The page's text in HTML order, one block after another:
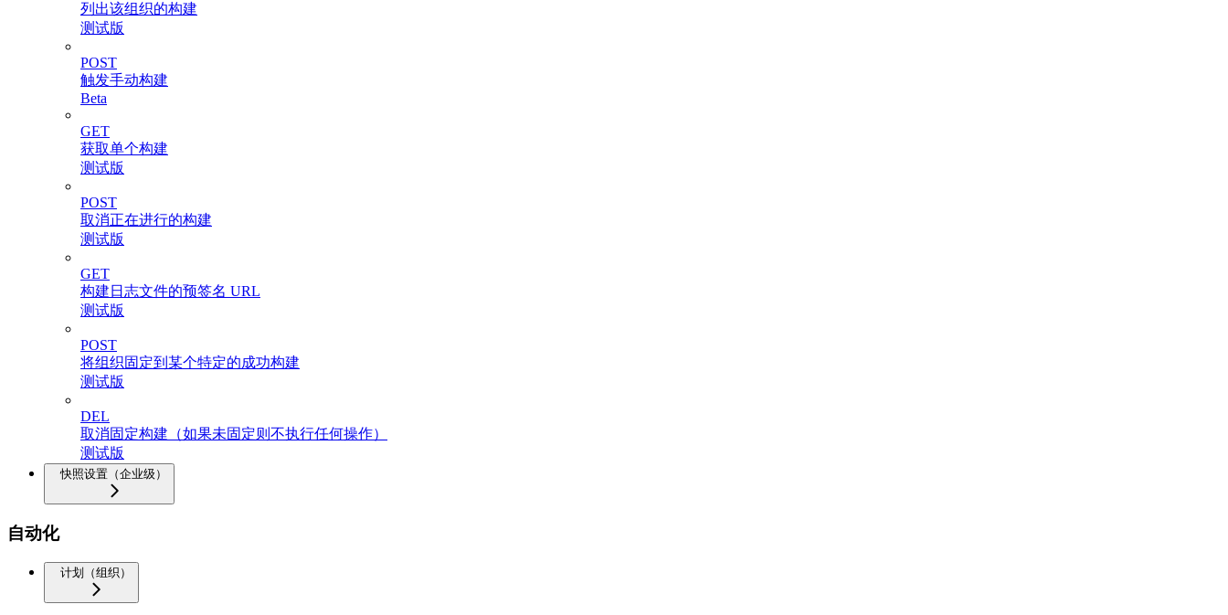
列出该组织的构建
测试版
POST
触发手动构建
Beta
GET
获取单个构建
测试版
POST
取消正在进行的构建
测试版
GET
构建日志文件的预签名 URL
测试版
POST
将组织固定到某个特定的成功构建
测试版
DEL
取消固定构建（如果未固定则不执行任何操作）
测试版
快照设置（企业级）
自动化
计划（组织）